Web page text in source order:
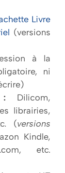
Livre
(versions
à la
ni
: Dilicom,
librairies,
(versions
Kindle,
etc.